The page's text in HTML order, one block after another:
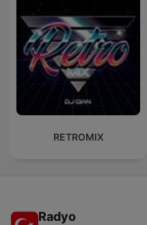
RETROMIX
Radyo